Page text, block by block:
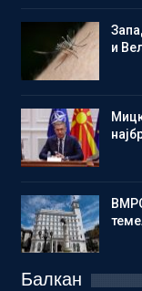
и
Балкан